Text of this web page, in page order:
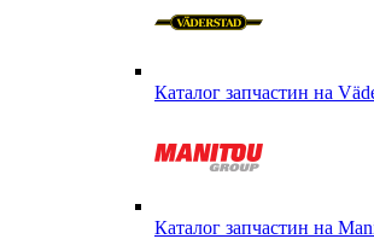
Каталог запчастин на
Каталог запчастин на